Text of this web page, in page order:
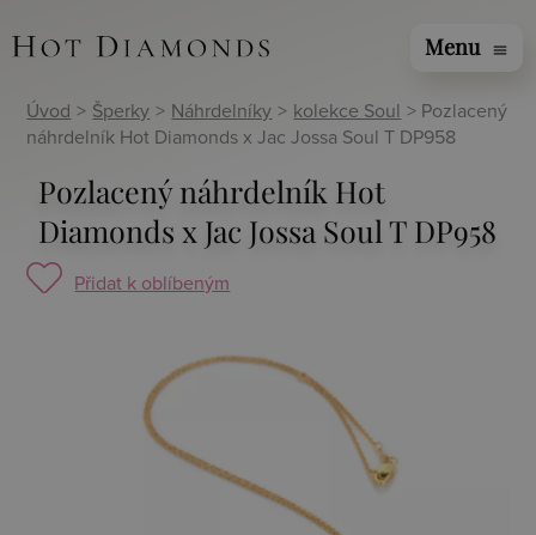
Menu menu
Úvod > Šperky > Náhrdelníky > kolekce Soul
> Pozlacený
náhrdelník Hot Diamonds x Jac Jossa Soul T DP958
Pozlacený náhrdelník Hot
Diamonds x Jac Jossa Soul T DP958
Přidat k oblíbeným